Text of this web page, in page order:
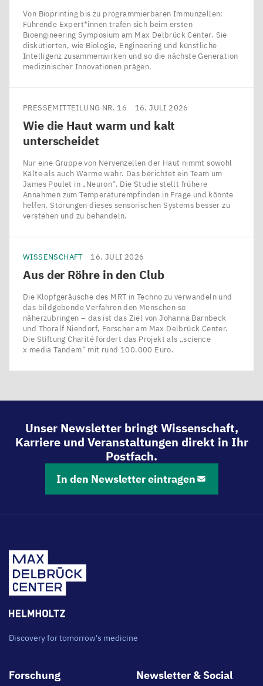
Von Bioprinting bis zu programmierbaren Immunzellen:
Führende Expert*innen trafen sich beim ersten
Bioengineering Symposium am Max Delbrück Center. Sie
diskutierten, wie Biologie, Engineering und künstliche
Intelligenz zusammenwirken und so die nächste Generation
medizinischer Innovationen prägen.
PRESSEMITTEILUNG NR. 16 16. JULI 2026
Wie die Haut warm und kalt
unterscheidet
Nur eine Gruppe von Nervenzellen der Haut nimmt sowohl
Kälte als auch Wärme wahr. Das berichtet ein Team um
James Poulet in ​„Neuron“. Die Studie stellt frühere
Annahmen zum Temperaturempfinden in Frage und könnte
helfen, Störungen dieses sensorischen Systems besser zu
verstehen und zu behandeln.
WISSENSCHAFT 16. JULI 2026
Aus der Röhre in den Club
Die Klopfgeräusche des MRT in Techno zu verwandeln und
das bildgebende Verfahren den Menschen so
näherzubringen – das ist das Ziel von Johanna Barnbeck
und Thoralf Niendorf, Forscher am Max Delbrück Center.
Die Stiftung Charité fördert das Projekt als ​„science
x media Tandem“ mit rund 100.000 Euro.
Unser Newsletter bringt Wissenschaft,
Karriere und Veranstaltungen direkt in Ihr
Postfach.
In den Newsletter eintragen
Discovery for tomorrow's medicine
Footer
Forschung
Newsletter & Social